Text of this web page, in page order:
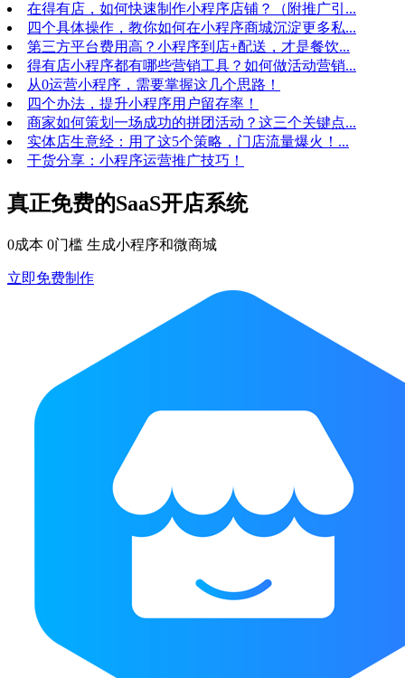
在得有店，如何快速制作小程序店铺？（附推广引...
四个具体操作，教你如何在小程序商城沉淀更多私...
第三方平台费用高？小程序到店+配送，才是餐饮...
得有店小程序都有哪些营销工具？如何做活动营销...
从0运营小程序，需要掌握这几个思路！
四个办法，提升小程序用户留存率！
商家如何策划一场成功的拼团活动？这三个关键点...
实体店生意经：用了这5个策略，门店流量爆火！...
干货分享：小程序运营推广技巧！
真正免费的SaaS开店系统
0成本 0门槛 生成小程序和微商城
立即免费制作